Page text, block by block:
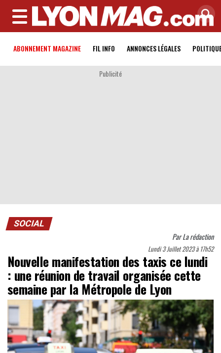
MENU
ABONNEMENT MAGAZINE FIL INFO ANNONCES LÉGALES
Publicité
SOCIAL
ParLa rédaction
Lundi 3 Juillet 2023 à 17h52
Nouvelle manifestation des taxis ce lundi
: une réunion de travail organisée cette
semaine par la Métropole de Lyon